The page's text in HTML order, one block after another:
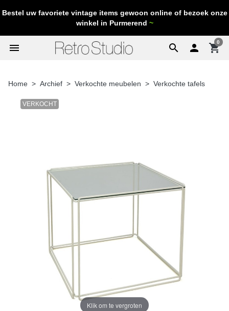
Bestel uw favoriete vintage items gewoon online of bezoek onze
winkel in Purmerend ~
search
menu  shopping_cart
0
Home Archief Verkochte meubelen Verkochte tafels
VERKOCHT
Klik om te vergroten